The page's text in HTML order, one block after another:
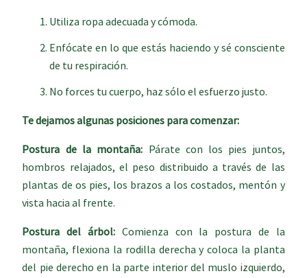
Utiliza ropa adecuada y cómoda.
Enfócate en lo que estás haciendo y sé consciente
de tu respiración.
No forces tu cuerpo, haz sólo el esfuerzo justo.
Te dejamos algunas posiciones para comenzar:
Postura de la montaña: Párate con los pies juntos,
hombros relajados, el peso distribuido a través de las
plantas de os pies, los brazos a los costados, mentón y
vista hacia al frente.
Postura del árbol: Comienza con la postura de la
montaña, flexiona la rodilla derecha y coloca la planta
del pie derecho en la parte interior del muslo izquierdo,